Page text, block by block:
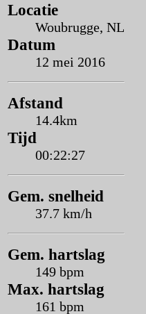
Locatie
Woubrugge, NL
Datum
12 mei 2016
Afstand
14.4km
Tijd
00:22:27
Gem. snelheid
37.7 km/h
Gem. hartslag
149 bpm
Max. hartslag
161 bpm